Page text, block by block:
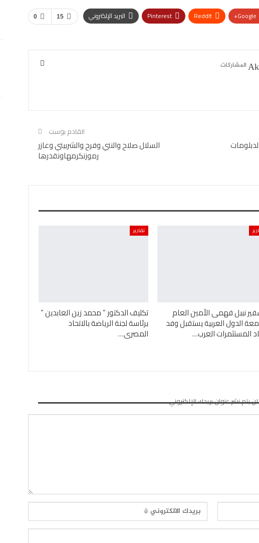
0 15 Google+
ReddIt
Pinterest البريد الإلكتروني
الدبلومات
القادم بوست
السلال صلاح والنني وفرح والشربيني وعازر
رموزنكرمهاونقدرها
نببل فهمى الأمين العام
الدول العربية يستقبل وفد
المستثمرات العرب…
تقارير
تكليف الدكتور ” محمد زين العابدين ”
برئاسة لجنة الرياضة بالاتحاد
المصرى…
لن يتم نشر عنوان بريدك الإلكتروني.